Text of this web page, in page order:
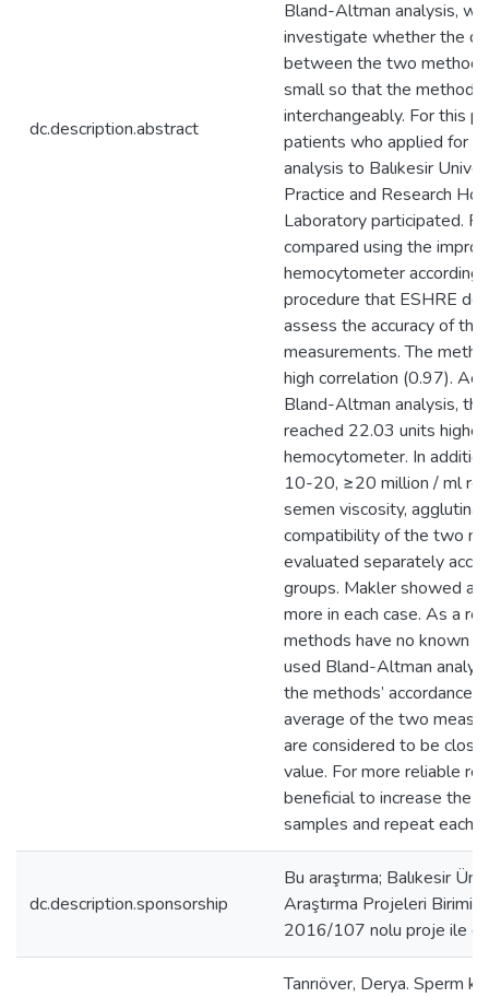
dc.description.abstract
Bland-Altman analysis,
investigate whether the
between the two
small so that the methods
interchangeably. For this
patients who applied for
analysis to Balıkesir
Practice and Research
Laboratory participated.
compared using the
hemocytometer according
procedure that ESHRE
assess the accuracy of
measurements. The
high correlation (0.97).
Bland-Altman analysis,
reached 22.03 units
hemocytometer. In
10-20, ≥20 million / ml
semen viscosity,
compatibility of the two
evaluated separately
groups. Makler showed a
more in each case. As a
methods have no known
used Bland-Altman
the methods’ accordance
average of the two
are considered to be
value. For more reliable
beneficial to increase the
samples and repeat each
dc.description.sponsorship
Bu araştırma; Balıkesir
Araştırma Projeleri Birimi
2016/107 nolu proje ile
Tanrıöver, Derya. Sperm